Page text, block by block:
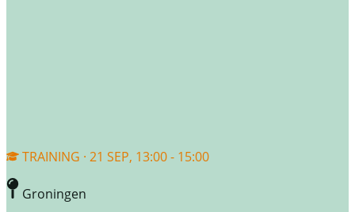
TRAINING · 21 SEP, 13:00 - 15:00
Groningen